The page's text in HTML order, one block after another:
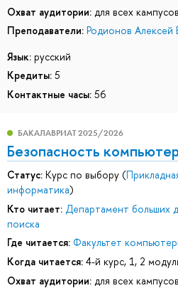
Охват аудитории: для всех
Преподаватели: Родионов Алексей
Язык: русский
Кредиты: 5
Контактные часы: 56
БАКАЛАВРИАТ 2025/2026
Безопасность
Статус: Курс по выбору (
информатика)
Кто читает: Департамент больших
поиска
Где читается: Факультет
Когда читается: 4-й курс, 1, 2
Охват аудитории: для всех